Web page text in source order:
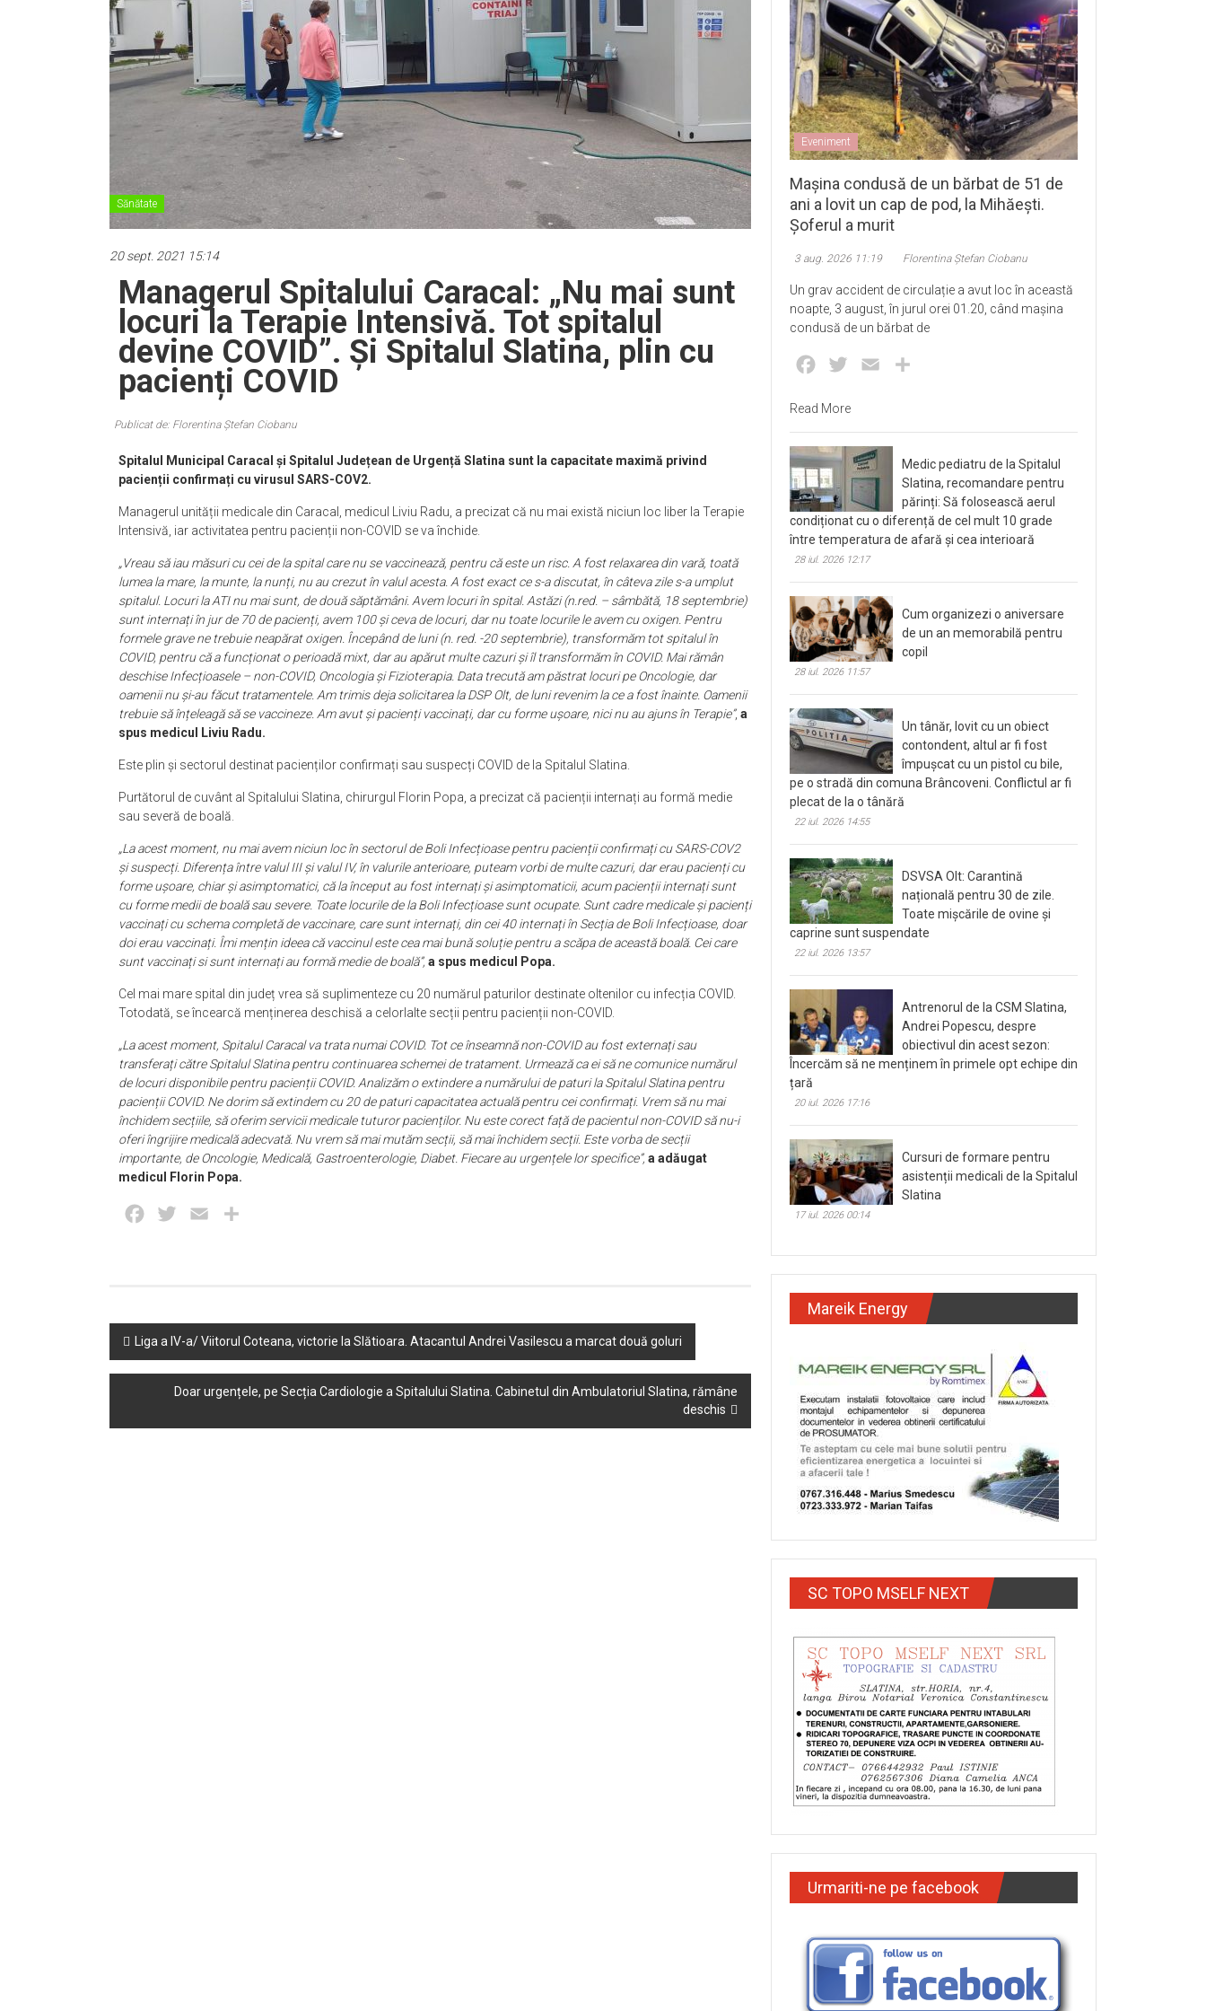
Sănătate
20 sept. 2021 15:14
Managerul Spitalului Caracal: „Nu mai sunt
locuri la Terapie Intensivă. Tot spitalul
devine COVID”. Și Spitalul Slatina, plin cu
pacienți COVID
Publicat de: Florentina Ștefan Ciobanu
Spitalul Municipal Caracal și Spitalul Județean de Urgență Slatina sunt la capacitate maximă privind
pacienții confirmați cu virusul SARS-COV2.
Managerul unității medicale din Caracal, medicul Liviu Radu, a precizat că nu mai există niciun loc liber la Terapie
Intensivă, iar activitatea pentru pacienții non-COVID se va închide.
„Vreau să iau măsuri cu cei de la spital care nu se vaccinează, pentru că este un risc. A fost relaxarea din vară, toată
lumea la mare, la munte, la nunți, nu au crezut în valul acesta. A fost exact ce s-a discutat, în câteva zile s-a umplut
spitalul. Locuri la ATI nu mai sunt, de două săptămâni. Avem locuri în spital. Astăzi (n.red. – sâmbătă, 18 septembrie)
sunt internați în jur de 70 de pacienți, avem 100 și ceva de locuri, dar nu toate locurile le avem cu oxigen. Pentru
formele grave ne trebuie neapărat oxigen. Începând de luni (n. red. -20 septembrie), transformăm tot spitalul în
COVID, pentru că a funcționat o perioadă mixt, dar au apărut multe cazuri și îl transformăm în COVID. Mai rămân
deschise Infecțioasele – non-COVID, Oncologia și Fizioterapia. Data trecută am păstrat locuri pe Oncologie, dar
oamenii nu și-au făcut tratamentele. Am trimis deja solicitarea la DSP Olt, de luni revenim la ce a fost înainte. Oamenii
trebuie să înțeleagă să se vaccineze. Am avut și pacienți vaccinați, dar cu forme ușoare, nici nu au ajuns în Terapie”, a
spus medicul Liviu Radu.
Este plin și sectorul destinat pacienților confirmați sau suspecți COVID de la Spitalul Slatina.
Purtătorul de cuvânt al Spitalului Slatina, chirurgul Florin Popa, a precizat că pacienții internați au formă medie
sau severă de boală.
„La acest moment, nu mai avem niciun loc în sectorul de Boli Infecțioase pentru pacienții confirmați cu SARS-COV2
și suspecți. Diferența între valul III și valul IV, în valurile anterioare, puteam vorbi de multe cazuri, dar erau pacienți cu
forme ușoare, chiar și asimptomatici, că la început au fost internați și asimptomaticii, acum pacienții internați sunt
cu forme medii de boală sau severe. Toate locurile de la Boli Infecțioase sunt ocupate. Sunt cadre medicale și pacienți
vaccinați cu schema completă de vaccinare, care sunt internați, din cei 40 internați în Secția de Boli Infecțioase, doar
doi erau vaccinați. Îmi mențin ideea că vaccinul este cea mai bună soluție pentru a scăpa de această boală. Cei care
sunt vaccinați si sunt internați au formă medie de boală”, a spus medicul Popa.
Cel mai mare spital din județ vrea să suplimenteze cu 20 numărul paturilor destinate oltenilor cu infecția COVID.
Totodată, se încearcă menținerea deschisă a celorlalte secții pentru pacienții non-COVID.
„La acest moment, Spitalul Caracal va trata numai COVID. Tot ce înseamnă non-COVID au fost externați sau
transferați către Spitalul Slatina pentru continuarea schemei de tratament. Urmează ca ei să ne comunice numărul
de locuri disponibile pentru pacienții COVID. Analizăm o extindere a numărului de paturi la Spitalul Slatina pentru
pacienții COVID. Ne dorim să extindem cu 20 de paturi capacitatea actuală pentru cei confirmați. Vrem să nu mai
închidem secțiile, să oferim servicii medicale tuturor pacienților. Nu este corect față de pacientul non-COVID să nu-i
oferi îngrijire medicală adecvată. Nu vrem să mai mutăm secții, să mai închidem secții. Este vorba de secții
importante, de Oncologie, Medicală, Gastroenterologie, Diabet. Fiecare au urgențele lor specifice”, a adăugat
medicul Florin Popa.
Facebook
Twitter Email
Post
navigation
Liga a IV-a/ Viitorul Coteana, victorie la Slătioara. Atacantul Andrei Vasilescu a marcat două goluri
Doar urgențele, pe Secția Cardiologie a Spitalului Slatina. Cabinetul din Ambulatoriul Slatina, rămâne
deschis
Eveniment
Mașina condusă de un bărbat de 51 de
ani a lovit un cap de pod, la Mihăești.
Șoferul a murit
3 aug. 2026 11:19 Florentina Ștefan Ciobanu
Un grav accident de circulație a avut loc în această
noapte, 3 august, în jurul orei 01.20, când mașina
condusă de un bărbat de
Facebook
Twitter Email
Read More
Medic pediatru de la Spitalul
Slatina, recomandare pentru
părinți: Să folosească aerul
condiționat cu o diferență de cel mult 10 grade
între temperatura de afară și cea interioară
28 iul. 2026 12:17
Cum organizezi o aniversare
de un an memorabilă pentru
copil
28 iul. 2026 11:57
Un tânăr, lovit cu un obiect
contondent, altul ar fi fost
împușcat cu un pistol cu bile,
pe o stradă din comuna Brâncoveni. Conflictul ar fi
plecat de la o tânără
22 iul. 2026 14:55
DSVSA Olt: Carantină
națională pentru 30 de zile.
Toate mișcările de ovine și
caprine sunt suspendate
22 iul. 2026 13:57
Antrenorul de la CSM Slatina,
Andrei Popescu, despre
obiectivul din acest sezon:
Încercăm să ne menținem în primele opt echipe din
țară
20 iul. 2026 17:16
Cursuri de formare pentru
asistenții medicali de la Spitalul
Slatina
17 iul. 2026 00:14
Mareik Energy
SC TOPO MSELF NEXT
Urmariti-ne pe facebook